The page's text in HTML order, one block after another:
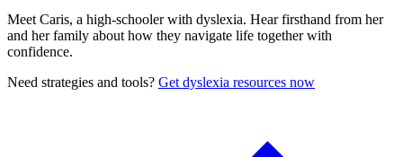
Meet Caris, a high-schooler with dyslexia. Hear firsthand from her
and her family about how they navigate life together with
confidence.
Need strategies and tools? Get dyslexia resources now